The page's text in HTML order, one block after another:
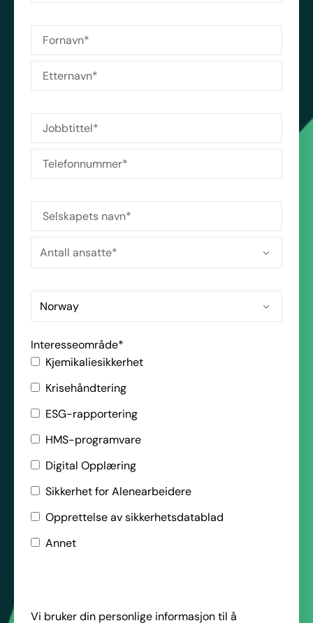
Interesseområde*
Kjemikaliesikkerhet
Krisehåndtering
ESG-rapportering
HMS-programvare
Digital Opplæring
Sikkerhet for Alenearbeidere
Opprettelse av sikkerhetsdatablad
Annet
Vi bruker din personlige informasjon til å